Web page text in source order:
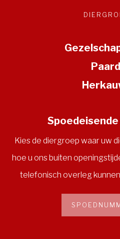
Kies de diergroep waar uw
hoe u ons buiten
telefonisch overleg